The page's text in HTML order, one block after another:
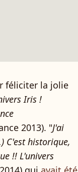
féliciter la jolie
Iris !
2013). "J'ai
C'est historique,
!! L'univers